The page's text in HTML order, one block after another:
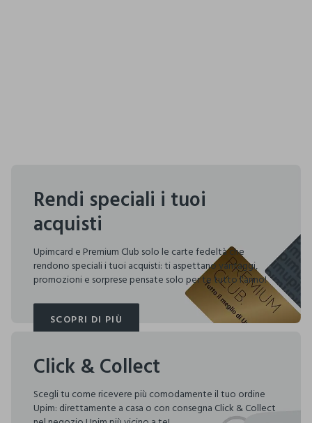
Rendi speciali i tuoi
acquisti
Upimcard e Premium Club solo le carte fedeltà che
rendono speciali i tuoi acquisti: ti aspettano vantaggi,
promozioni e sorprese pensate solo per te tutto l'anno!
SCOPRI DI PIÙ
SCOPRI DI PIÙ
Click & Collect
Scegli tu come ricevere più comodamente il tuo ordine
Upim: direttamente a casa o con consegna Click & Collect